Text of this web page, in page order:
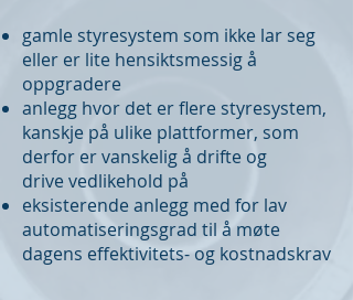
gamle styresystem som ikke lar seg
eller er lite hensiktsmessig å
oppgradere
anlegg hvor det er flere styresystem,
kanskje på ulike plattformer, som
derfor er vanskelig å drifte og
drive vedlikehold på
eksisterende anlegg med for lav
automatiseringsgrad til å møte
dagens effektivitets- og kostnadskrav